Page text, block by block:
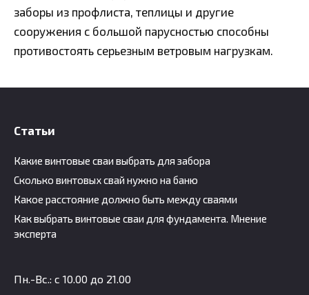
заборы из профлиста, теплицы и другие
сооружения с большой парусностью способны
противостоять серьезным ветровым нагрузкам.
Статьи
Какие винтовые сваи выбрать для забора
Сколько винтовых свай нужно на баню
Какое расстояние должно быть между сваями
Как выбрать винтовые сваи для фундамента. Мнение
эксперта
Пн.-Вс.: с 10.00 до 21.00